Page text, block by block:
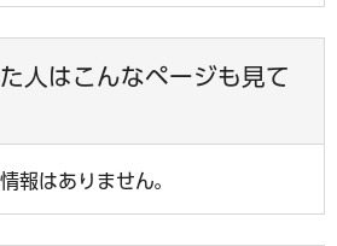
人はこんなページも見て
報はありません。